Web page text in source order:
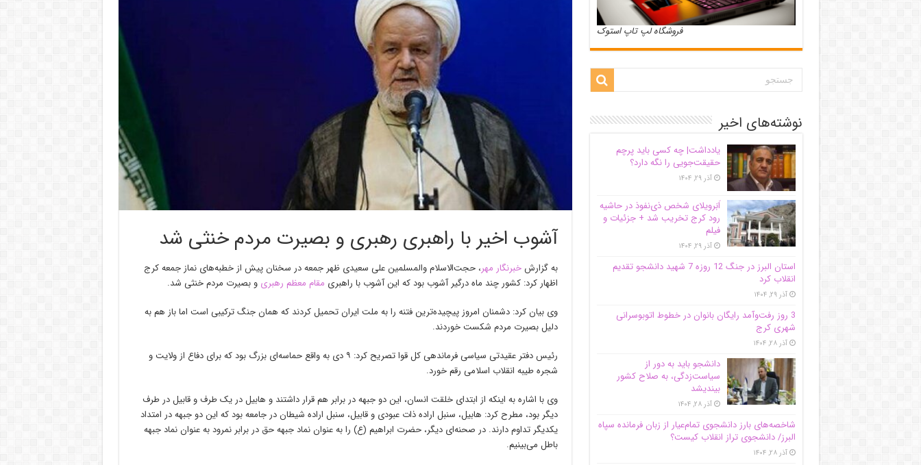
آشوب اخیر با راهبری رهبری و بصیرت مردم خنثی شد
به گزارشخبرنگار مهر، حجت‌الاسلام والمسلمین علی سعیدی ظهر جمعه در سخنان پیش از خطبه‌های نماز جمعه کرج
اظهار کرد: کشور چند ماه درگیر آشوب بود که این آشوب با راهبری مقام معظم رهبری و بصیرت مردم خنثی شد.
وی بیان کرد: دشمنان امروز پیچیده‌ترین فتنه را به ملت ایران تحمیل کردند که همان جنگ ترکیبی است اما باز هم به
دلیل بصیرت مردم شکست خوردند.
رئیس دفتر عقیدتی سیاسی فرماندهی کل قوا تصریح کرد: ۹ دی به واقع حماسه‌ای بزرگ بود که برای دفاع از ولایت و
شجره طیبه انقلاب اسلامی رقم خورد.
وی با اشاره به اینکه از ابتدای خلقت انسان، این دو جبهه در برابر هم قرار داشتند و هابیل در یک طرف و قابیل در طرف
دیگر بود، مطرح کرد: هابیل، سنبل اراده ذات عبودی و قابیل، سنبل اراده شیطان در جامعه بود که این دو جبهه در امتداد
یکدیگر تداوم دارند. در صحنه‌ای دیگر، حضرت ابراهیم (ع) را به عنوان نماد جبهه حق در برابر نمرود به عنوان نماد جبهه
باطل می‌بینیم.
فروشگاه لپ تاپ استوک
نوشته‌های اخیر
یادداشت| ‌چه کسی باید پرچم
حقیقت‌جویی را نگه دارد؟
آذر ۲۹, ۱۴۰۴
اَبَر‌ویلای شخص ذی‌نفوذ در حاشیه‌
رود کرج تخریب شد + جزئیات و
فیلم
آذر ۲۹, ۱۴۰۴
استان البرز در جنگ 12 روزه 7 شهید دانشجو تقدیم
انقلاب کرد
آذر ۲۹, ۱۴۰۴
3 روز رفت‌وآمد رایگان بانوان در خطوط اتوبوسرانی
شهری کرج
آذر ۲۸, ۱۴۰۴
دانشجو باید به دور از
سیاست‌زدگی، به صلاح کشور
بیندیشد
آذر ۲۸, ۱۴۰۴
شاخصه‌های بارز دانشجوی تمام‌عیار از زبان فرمانده سپاه
البرز/ دانشجوی تراز انقلاب کیست؟
آذر ۲۸, ۱۴۰۴